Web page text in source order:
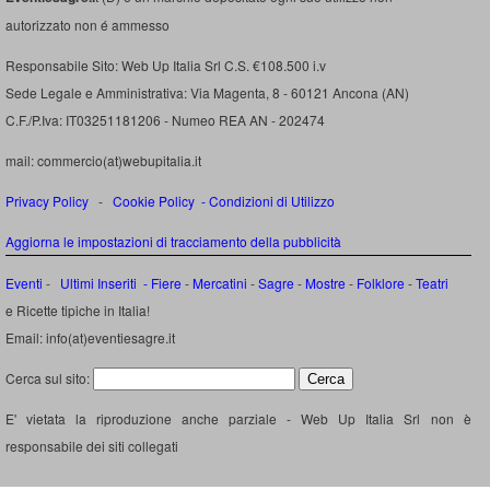
autorizzato non é ammesso
Responsabile Sito: Web Up Italia Srl C.S. €108.500 i.v
Sede Legale e Amministrativa: Via Magenta, 8 - 60121 Ancona (AN)
C.F./P.Iva: IT03251181206 - Numeo REA AN - 202474
mail: commercio(at)webupitalia.it
Privacy Policy - Cookie Policy -Condizioni di Utilizzo
Aggiorna le impostazioni di tracciamento della pubblicità
Eventi - Ultimi Inseriti - Fiere - Mercatini -Sagre - Mostre - Folklore -Teatri
e Ricette tipiche in Italia!
Email: info(at)eventiesagre.it
Cerca sul sito:
E' vietata la riproduzione anche parziale - Web Up Italia Srl non è
responsabile dei siti collegati